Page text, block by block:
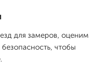
для замеров, оценим
чтобы